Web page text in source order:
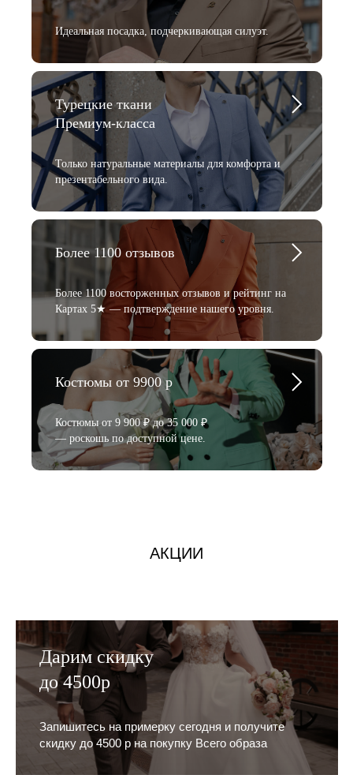
Идеальная посадка, подчеркивающая силуэт.
Турецкие ткани
Премиум-класса
Только натуральные материалы для комфорта и
презентабельного вида.
Более 1100 отзывов
Более 1100 восторженных отзывов и рейтинг на
Картах 5★ — подтверждение нашего уровня.
Костюмы от 9900 р
Костюмы от 9 900 ₽ до 35 000 ₽
— роскошь по доступной цене.
АКЦИИ
Дарим скидку
до 4500р
Запишитесь на примерку сегодня и получите
скидку до 4500 р на покупку Всего образа